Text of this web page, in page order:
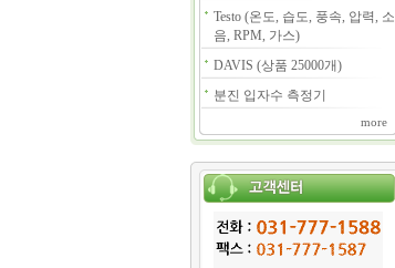
Testo (온도, 습도, 풍속, 압력, 소
음, RPM, 가스)
DAVIS (상품 25000개)
분진 입자수 측정기
more